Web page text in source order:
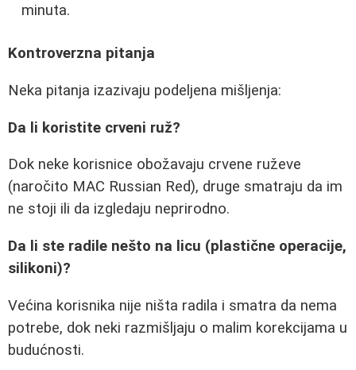
minuta.
Kontroverzna pitanja
Neka pitanja izazivaju podeljena mišljenja:
Da li koristite crveni ruž?
Dok neke korisnice obožavaju crvene ruževe
(naročito MAC Russian Red), druge smatraju da im
ne stoji ili da izgledaju neprirodno.
Da li ste radile nešto na licu (plastične operacije,
silikoni)?
Većina korisnika nije ništa radila i smatra da nema
potrebe, dok neki razmišljaju o malim korekcijama u
budućnosti.